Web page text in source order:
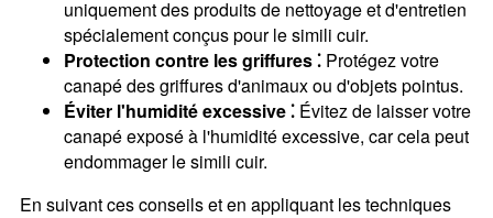
uniquement des produits de nettoyage et d'entretien
spécialement conçus pour le simili cuir.
Protection contre les griffures ⁚Protégez votre
canapé des griffures d'animaux ou d'objets pointus.
Éviter l'humidité excessive ⁚Évitez de laisser votre
canapé exposé à l'humidité excessive, car cela peut
endommager le simili cuir.
En suivant ces conseils et en appliquant les techniques